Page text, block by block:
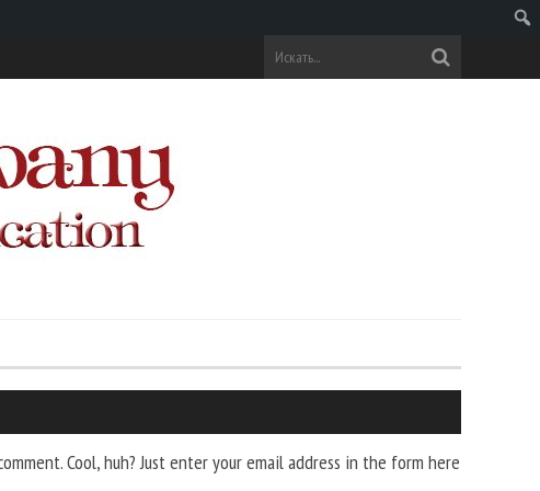
Cool, huh? Just enter your email address in the form here